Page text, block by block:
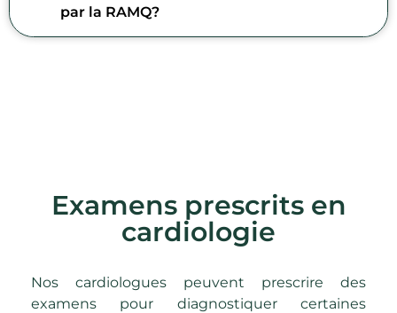
par la RAMQ?
Examens prescrits en
cardiologie
Nos cardiologues peuvent prescrire des
examens pour diagnostiquer certaines